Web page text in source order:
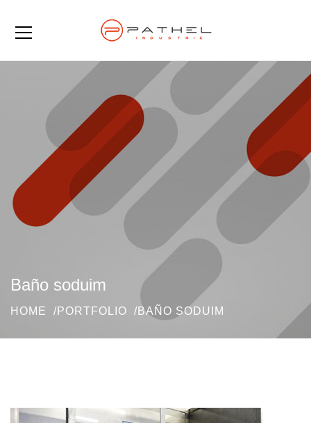
Baño soduim
HOME PORTFOLIO BAÑO SODUIM